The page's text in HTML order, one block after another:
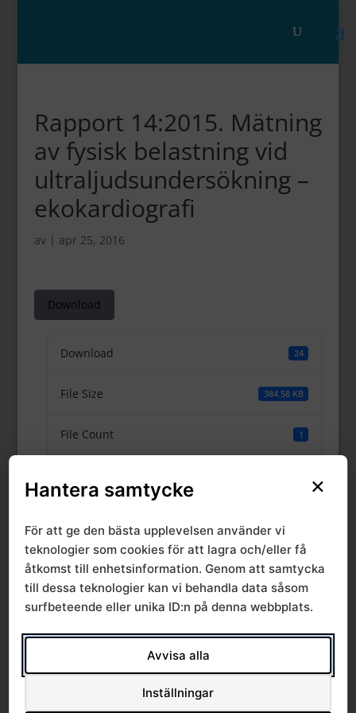
Rapport 14:2015. Mätning
av fysisk belastning vid
ultraljudsundersökning –
ekokardiografi
av | apr 25, 2016
Download
Download 24
File Size 384.58 KB
File Count 1
Rapport 14:2015.
Mätning av fysisk
belastning vid
ultraljudsundersökn
×
Hantera samtycke
För att ge den bästa upplevelsen använder vi
teknologier som cookies för att lagra och/eller få
åtkomst till enhetsinformation. Genom att samtycka
till dessa teknologier kan vi behandla data såsom
surfbeteende eller unika ID:n på denna webbplats.
Avvisa alla
Inställningar